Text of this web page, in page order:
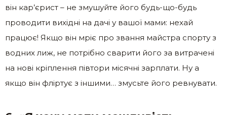
він кар’єрист – не змушуйте його будь-що-будь
проводити вихідні на дачі у вашої мами: нехай
працює! Якщо він мріє про звання майстра спорту з
водних лиж, не потрібно сварити його за витрачені
на нові кріплення півтори місячні зарплати. Ну а
якщо він фліртує з іншими… змусьте його ревнувати.